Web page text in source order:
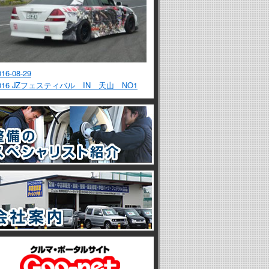
08-29
JZフェスティバル IN 天山 NO1